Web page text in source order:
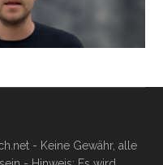
- Keine Gewähr, alle